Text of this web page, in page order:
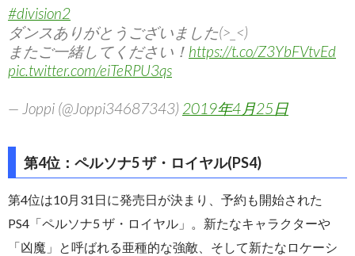
#division2
ダンスありがとうございました(>_<)
またご一緒してください！ https://t.co/Z3YbFVtvEd
pic.twitter.com/eiTeRPU3qs
— Joppi (@Joppi34687343) 2019年4月25日
第4位：ペルソナ5 ザ・ロイヤル(PS4)
第4位は10月31日に発売日が決まり、予約も開始された
PS4「ペルソナ5 ザ・ロイヤル」。新たなキャラクターや
「凶魔」と呼ばれる亜種的な強敵、そして新たなロケーシ